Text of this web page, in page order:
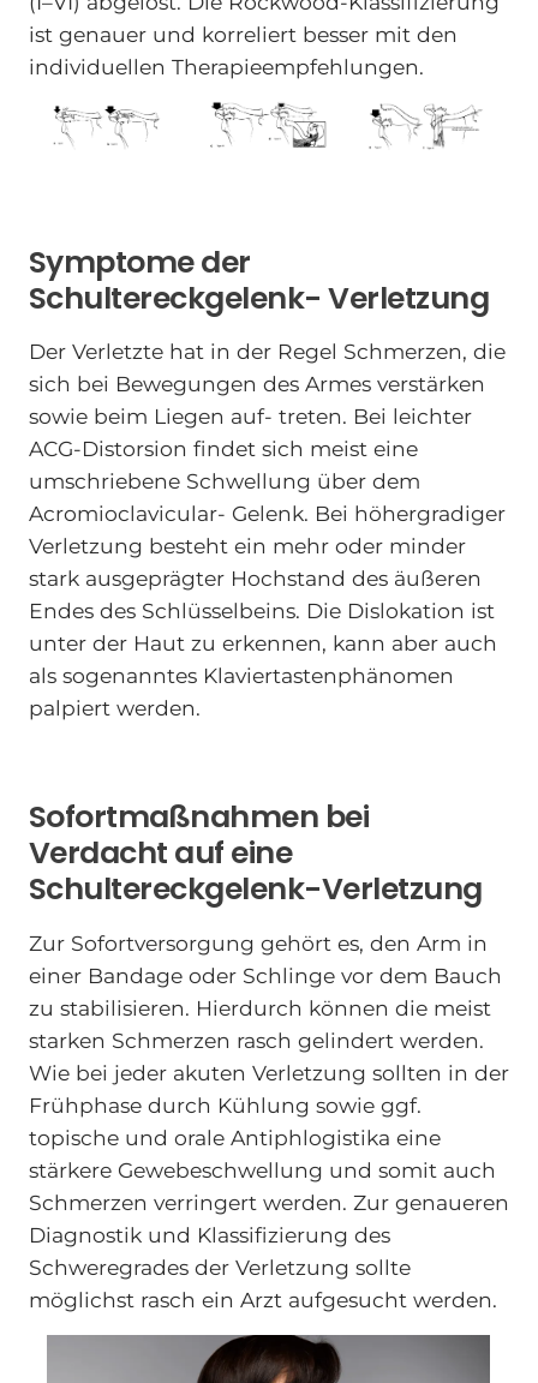
ist genauer und korreliert besser mit den
individuellen Therapieempfehlungen.
Symptome der
Schultereckgelenk- Verletzung
Der Verletzte hat in der Regel Schmerzen, die
sich bei Bewegungen des Armes verstärken
sowie beim Liegen auf- treten. Bei leichter
ACG-Distorsion findet sich meist eine
umschriebene Schwellung über dem
Acromioclavicular- Gelenk. Bei höhergradiger
Verletzung besteht ein mehr oder minder
stark ausgeprägter Hochstand des äußeren
Endes des Schlüsselbeins. Die Dislokation ist
unter der Haut zu erkennen, kann aber auch
als sogenanntes Klaviertastenphänomen
palpiert werden.
Sofortmaßnahmen bei
Verdacht auf eine
Schultereckgelenk-Verletzung
Zur Sofortversorgung gehört es, den Arm in
einer Bandage oder Schlinge vor dem Bauch
zu stabilisieren. Hierdurch können die meist
starken Schmerzen rasch gelindert werden.
Wie bei jeder akuten Verletzung sollten in der
Frühphase durch Kühlung sowie ggf.
topische und orale Antiphlogistika eine
stärkere Gewebeschwellung und somit auch
Schmerzen verringert werden. Zur genaueren
Diagnostik und Klassifizierung des
Schweregrades der Verletzung sollte
möglichst rasch ein Arzt aufgesucht werden.